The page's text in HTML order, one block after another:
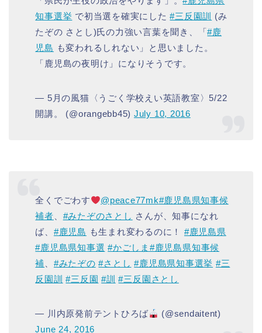
知事選挙 で初当選を確実にした#三反園訓
(み
たぞの さとし)氏の力強い言葉を聞き、「#鹿
児島 も変われるしれない」と思いました。
「鹿児島の夜明け」になりそうです。
— 5月の風猫〈うごく学校えい英語教室〉5/22
開講。 (@orangebb45) July 10, 2016
全くでごわす @peace77mk#鹿児島県知事候
補者
#みたぞのさとし さんが、知事になれ
ば、 #鹿児島 も生まれ変わるのに！ #鹿児島県
#鹿児島県知事選 #かごしま #鹿児島県知事候
補
#みたぞの #さとし #鹿児島県知事選挙 #三
反園訓 #三反園 #訓 #三反園さとし
— 川内原発前テントひろば
(@sendaitent)
June 24, 2016